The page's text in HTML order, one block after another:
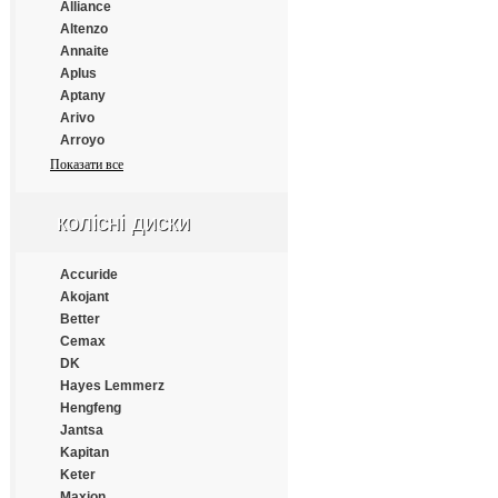
Continental
Cooper
Cooper Chengshan
Cossack
Cratos
CrossWind
Daewoo
Dayton
Diamondback
Double Coin
Double Happiness
Double Road
Doublestar
Doupro
Drivemaster
Dunlop
Duraturn
Durun
Eced
Ecovision
Alliance
Altenzo
Annaite
Aplus
Aptany
Arivo
Arroyo
Atlander
Austone
Bars
Barum
BFGoodrich
Blacklion
Bridgestone
Cachland
Chengshan
Comforser
Compasal
Continental
Показати все
колісні диски
Accuride
Akojant
Better
Cemax
DK
Hayes Lemmerz
Hengfeng
Jantsa
Kapitan
Keter